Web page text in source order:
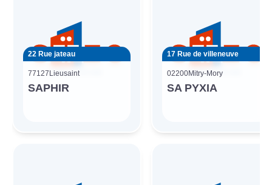
22 Rue jateau
77127 Lieusaint
SAPHIR
17 Rue de villeneuve
02200Mitry-Mory
SA PYXIA